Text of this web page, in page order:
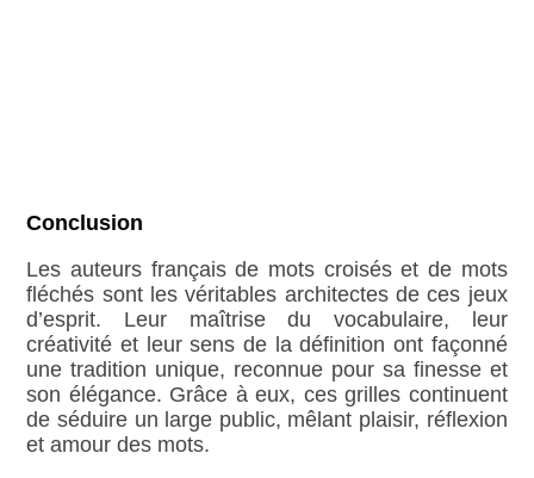
Conclusion
Les auteurs français de mots croisés et de mots
fléchés sont les véritables architectes de ces jeux
d’esprit. Leur maîtrise du vocabulaire, leur
créativité et leur sens de la définition ont façonné
une tradition unique, reconnue pour sa finesse et
son élégance. Grâce à eux, ces grilles continuent
de séduire un large public, mêlant plaisir, réflexion
et amour des mots.